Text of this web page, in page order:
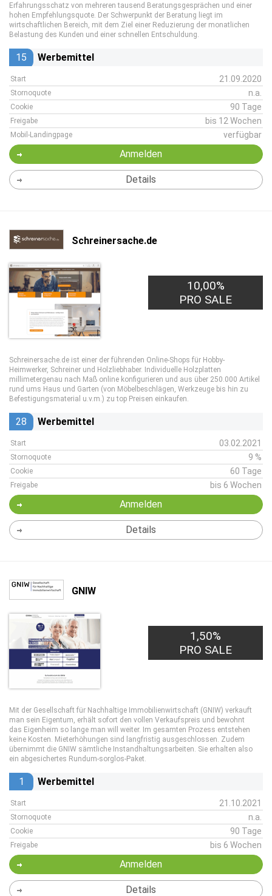
Erfahrungsschatz von mehreren tausend Beratungsgesprächen und einer
hohen Empfehlungsquote. Der Schwerpunkt der Beratung liegt im
wirtschaftlichen Bereich, mit dem Ziel einer Reduzierung der monatlichen
Belastung des Kunden und einer schnellen Entschuldung.
15 Werbemittel
Start 21.09.2020
Stornoquote n.a.
Cookie 90 Tage
Freigabe bis 12 Wochen
Mobil-Landingpage verfügbar
Anmelden
Details
Schreinersache.de
10,00%
PRO SALE
Schreinersache.de ist einer der führenden Online-Shops für Hobby-
Heimwerker, Schreiner und Holzliebhaber. Individuelle Holzplatten
millimetergenau nach Maß online konfigurieren und aus über 250.000 Artikel
rund ums Haus und Garten (von Möbelbeschlägen, Werkzeuge bis hin zu
Befestigungsmaterial u.v.m.) zu top Preisen einkaufen.
28 Werbemittel
Start 03.02.2021
Stornoquote 9 %
Cookie 60 Tage
Freigabe bis 6 Wochen
Anmelden
Details
GNIW
30,00€
PRO LEAD
1,50%
PRO SALE
Mit der Gesellschaft für Nachhaltige Immobilienwirtschaft (GNIW) verkauft
man sein Eigentum, erhält sofort den vollen Verkaufspreis und bewohnt
das Eigenheim so lange man will weiter. Im gesamten Prozess entstehen
keine Kosten. Mieterhöhungen sind langfristig ausgeschlossen. Zudem
übernimmt die GNIW sämtliche Instandhaltungsarbeiten. Sie erhalten also
ein abgesichertes Rundum-sorglos-Paket.
1 Werbemittel
Start 21.10.2021
Stornoquote n.a.
Cookie 90 Tage
Freigabe bis 6 Wochen
Anmelden
Details